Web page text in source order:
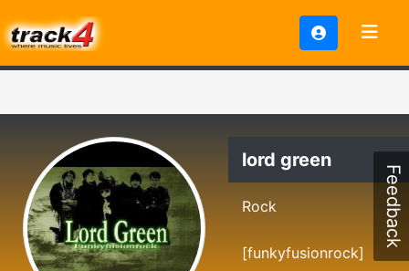
lord green
Rock
[funkyfusionrock]
Feedback